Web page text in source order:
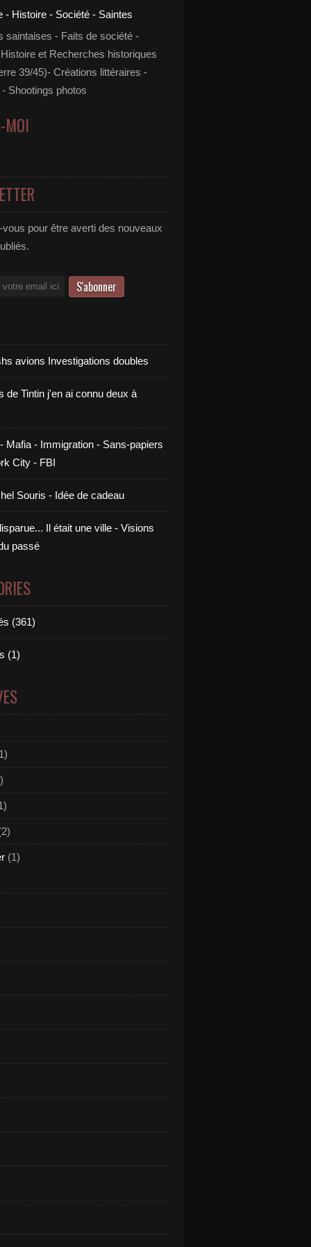
saintaises - Faits de société -
et Recherches historiques
39/45)- Créations littéraires -
Shootings photos
MOI
pour être averti des nouveaux
avions Investigations doubles
de Tintin j'en ai connu deux à
Mafia - Immigration - Sans-papiers
City - FBI
Souris - Idée de cadeau
Il était une ville - Visions
passé
(361)
(1)
(1)